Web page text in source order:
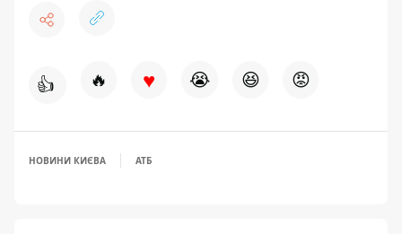
👍 🔥 ♥ 😭 😆 😡
НОВИНИ КИЄВА АТБ